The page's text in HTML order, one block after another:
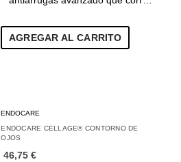
AGREGAR AL CARRITO
ENDOCARE
ENDOCARE CELLAGE® CONTORNO DE
OJOS
46,75 €